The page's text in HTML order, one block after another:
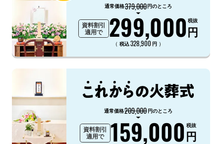
通常価格379,000円のところ
資料割引
適用で
299,000円
税抜
（ 税込328,900 円 ）
通常価格209,000円のところ
資料割引
適用で
159,000円
税抜